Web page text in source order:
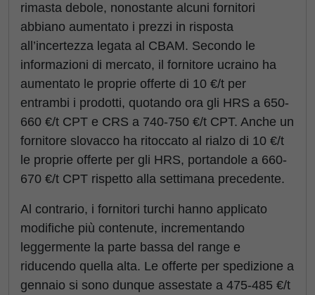
rimasta debole, nonostante alcuni fornitori
abbiano aumentato i prezzi in risposta
all’incertezza legata al CBAM. Secondo le
informazioni di mercato, il fornitore ucraino ha
aumentato le proprie offerte di 10 €/t per
entrambi i prodotti, quotando ora gli HRS a 650-
660 €/t CPT e CRS a 740-750 €/t CPT. Anche un
fornitore slovacco ha ritoccato al rialzo di 10 €/t
le proprie offerte per gli HRS, portandole a 660-
670 €/t CPT rispetto alla settimana precedente.
Al contrario, i fornitori turchi hanno applicato
modifiche più contenute, incrementando
leggermente la parte bassa del range e
riducendo quella alta. Le offerte per spedizione a
gennaio si sono dunque assestate a 475-485 €/t